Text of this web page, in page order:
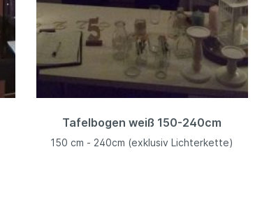
Tafelbogen weiß 150-240cm
150 cm - 240cm (exklusiv Lichterkette)